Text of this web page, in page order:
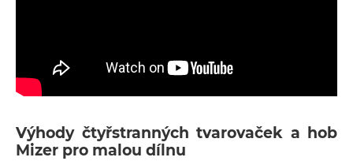
Výhody čtyřstranných tvarovaček a
Mizer pro malou dílnu